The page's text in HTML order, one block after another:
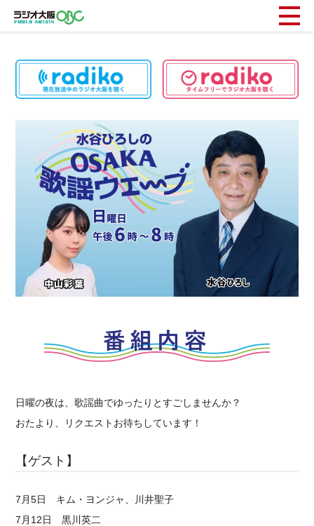
日曜の夜は、歌謡曲でゆったりとすごしませんか？
おたより、リクエストお待ちしています！
【ゲスト】
7月5日 キム・ヨンジャ、川井聖子
7月12日 黒川英二